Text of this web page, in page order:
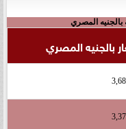
المصري
بالجنيه المصري